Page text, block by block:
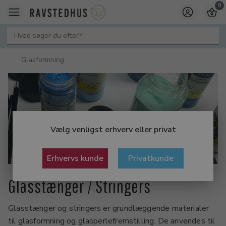
Vælg venligst erhverv eller privat
Erhvervs kunde Privatkunde
0
Glasformning
Glasstænger / Stringers
Glasstænger og stringers er grundlæggende materialer
til glasformning og glasperlefremstilling. De anvendes til